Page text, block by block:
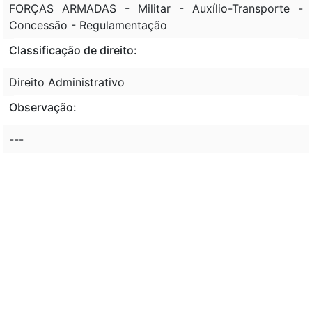
FORÇAS ARMADAS - Militar - Auxílio-Transporte -
Concessão - Regulamentação
Classificação de direito:
Direito Administrativo
Observação:
---